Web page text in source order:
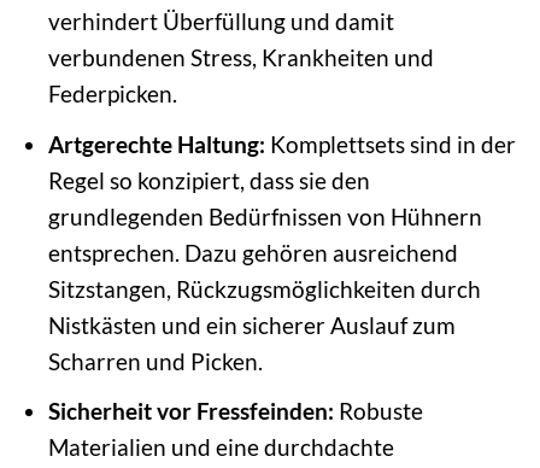
verhindert Überfüllung und damit
verbundenen Stress, Krankheiten und
Federpicken.
Artgerechte Haltung: Komplettsets sind in der
Regel so konzipiert, dass sie den
grundlegenden Bedürfnissen von Hühnern
entsprechen. Dazu gehören ausreichend
Sitzstangen, Rückzugsmöglichkeiten durch
Nistkästen und ein sicherer Auslauf zum
Scharren und Picken.
Sicherheit vor Fressfeinden: Robuste
Materialien und eine durchdachte